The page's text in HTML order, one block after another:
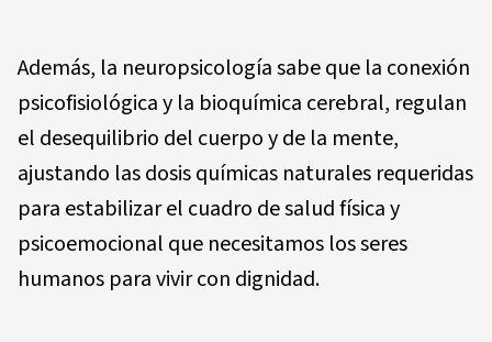
Además, la neuropsicología sabe que la conexión
psicofisiológica y la bioquímica cerebral, regulan
el desequilibrio del cuerpo y de la mente,
ajustando las dosis químicas naturales requeridas
para estabilizar el cuadro de salud física y
psicoemocional que necesitamos los seres
humanos para vivir con dignidad.